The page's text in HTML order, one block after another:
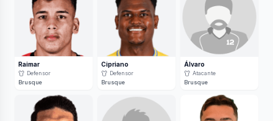
Raimar
Defensor
Brusque
Cipriano
Defensor
Brusque
Álvaro
Atacante
Brusque